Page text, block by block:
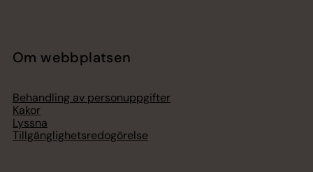
Om webbplatsen
Behandling av personuppgifter
Kakor
Lyssna
Tillgänglighetsredogörelse